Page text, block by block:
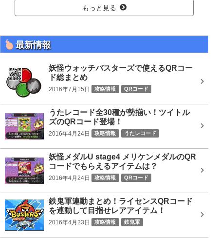
もっと見る
最新情報
妖怪ウォッチバスターズで使えるQRコー
ド総まとめ
2016年7月15日 攻略情報 QRコード
うたレコード全30種が勢揃い！ツイトル
ズのQRコード登場！
2016年4月24日 攻略情報 うたレコード
妖怪メダルU stage4 メリケンメダルのQR
コードでもらえるアイテムは？
2016年4月24日 攻略情報 QRコード
鉄鬼軍連動まとめ！ライセンスQRコード
を連動して目指せレアアイテム！
2016年4月23日 攻略情報 鉄鬼軍